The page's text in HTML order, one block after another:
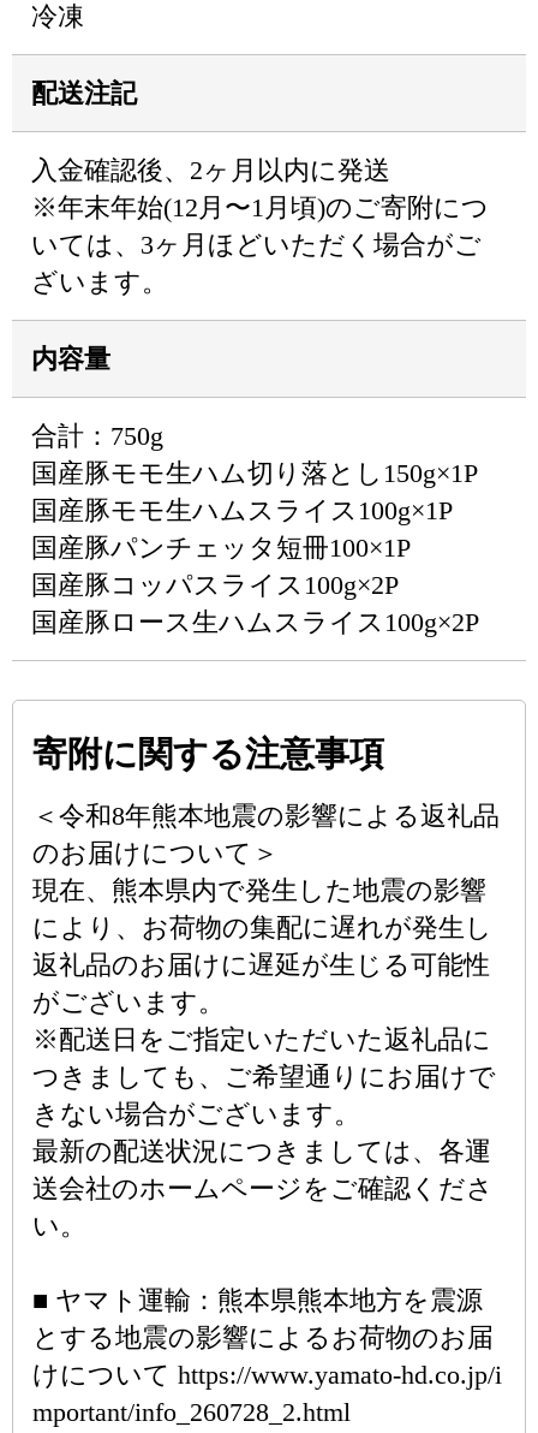
冷凍
配送注記
入金確認後、2ヶ月以内に発送
※年末年始(12月〜1月頃)のご寄附につ
いては、3ヶ月ほどいただく場合がご
ざいます。
内容量
合計：750g
国産豚モモ生ハム切り落とし150g×1P
国産豚モモ生ハムスライス100g×1P
国産豚パンチェッタ短冊100×1P
国産豚コッパスライス100g×2P
国産豚ロース生ハムスライス100g×2P
寄附に関する注意事項
＜令和8年熊本地震の影響による返礼品
のお届けについて＞
現在、熊本県内で発生した地震の影響
により、お荷物の集配に遅れが発生し
返礼品のお届けに遅延が生じる可能性
がございます。
※配送日をご指定いただいた返礼品に
つきましても、ご希望通りにお届けで
きない場合がございます。
最新の配送状況につきましては、各運
送会社のホームページをご確認くださ
い。
■ ヤマト運輸：熊本県熊本地方を震源
とする地震の影響によるお荷物のお届
けについて https://www.yamato-hd.co.jp/i
mportant/info_260728_2.html